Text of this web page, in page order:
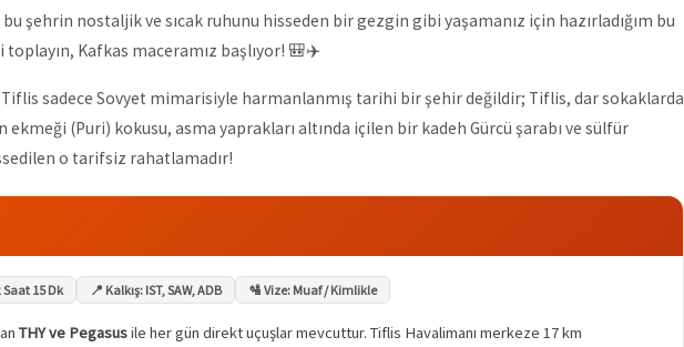
şehrin nostaljik ve sıcak ruhunu hisseden bir gezgin gibi yaşamanız için hazırladığım bu
toplayın, Kafkas maceramız başlıyor! 🎒✈️
Tiflis sadece Sovyet mimarisiyle harmanlanmış tarihi bir şehir değildir; Tiflis, dar sokaklarda
ekmeği (Puri) kokusu, asma yaprakları altında içilen bir kadeh Gürcü şarabı ve sülfür
o tarifsiz rahatlamadır!
15 Dk 📍 Kalkış: IST, SAW, ADB 🛂 Vize: Muaf / Kimlikle
THY ve Pegasusile her gün direkt uçuşlar mevcuttur. Tiflis Havalimanı merkeze 17 km